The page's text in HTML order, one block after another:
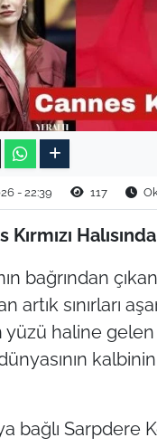
- 22:39 117
Kırmızı
bağrından
artık sınırları
yüzü haline
bağlı Sarpdere